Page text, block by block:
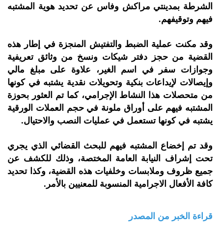
الشرطة بمدينتي مراكش وفاس عن تحديد هوية المشتبه
فيهم وتوقيفهم.
وقد مكنت عملية الضبط والتفتيش المنجزة في إطار هذه
القضية من حجز دفتر شيكات ونسخ من وثائق تعريفية
وجوازات سفر في اسم الغير، علاوة على مبلغ مالي
وإيصالات لإيداعات بنكية وتحويلات نقدية يشتبه في كونها
من متحصلات هذا النشاط الإجرامي، كما تم العثور بحوزة
المشتبه فيهم على أوراق ملونة في حجم العملات الورقية
يشتبه في كونها تستعمل في عمليات النصب والاحتيال.
وقد تم إخضاع المشتبه فيهم للبحث القضائي الذي يجري
تحت إشراف النيابة العامة المختصة، وذلك للكشف عن
جميع ظروف وملابسات وخلفيات هذه القضية، وكذا تحديد
كافة الأفعال الاجرامية المنسوبة للمعنيين بالأمر.
قراءة الخبر من المصدر